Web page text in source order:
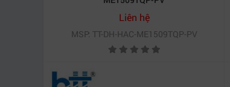
4. Khả năng quay quét linh
Điểm mạnh lớn nhất của
Camera hỗ trợ tới 300 điểm preset, giúp
5. Độ bền cao – hoạt động ổn
Liên hệ
MSP: TT-DH-HAC-ME1509TQP-PV